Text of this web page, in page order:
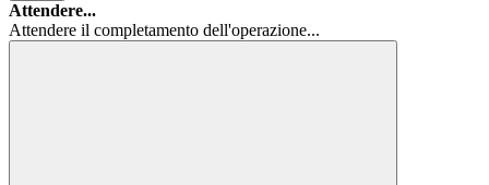
Attendere...
Attendere il completamento dell'operazione...